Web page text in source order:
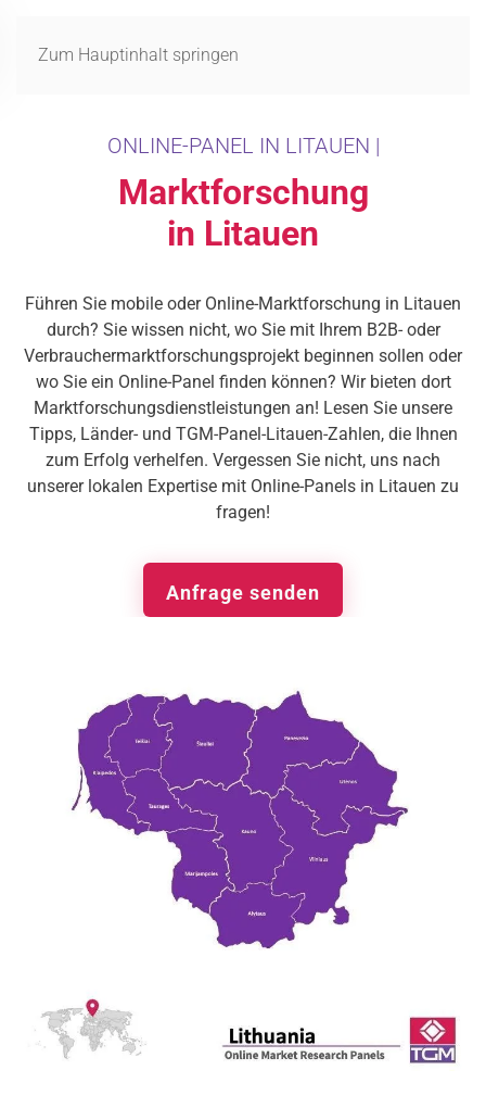
Zum Hauptinhalt springen
ONLINE-PANEL IN LITAUEN |
Marktforschung
in Litauen
Führen Sie mobile oder Online-Marktforschung in Litauen
durch? Sie wissen nicht, wo Sie mit Ihrem B2B- oder
Verbrauchermarktforschungsprojekt beginnen sollen oder
wo Sie ein Online-Panel finden können? Wir bieten dort
Marktforschungsdienstleistungen an! Lesen Sie unsere
Tipps, Länder- und TGM-Panel-Litauen-Zahlen, die Ihnen
zum Erfolg verhelfen. Vergessen Sie nicht, uns nach
unserer lokalen Expertise mit Online-Panels in Litauen zu
fragen!
Anfrage senden